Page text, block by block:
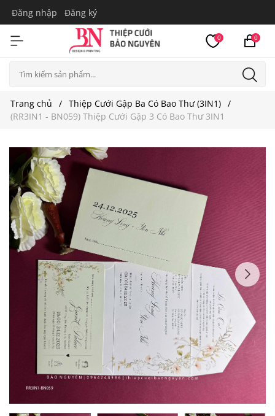
Đăng nhập Đăng ký
0 0
Trang chủ
Thiệp Cưới Gập Ba Có Bao Thư (3IN1)
(RR3IN1 - BN059) Thiệp Cưới Gập 3 Có Bao Thư 3IN1